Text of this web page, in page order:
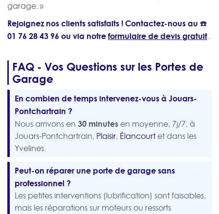
garage. »
Rejoignez nos clients satisfaits ! Contactez-nous au ☎️
01 76 28 43 96 ou via notreformulaire de devis gratuit.
FAQ - Vos Questions sur les Portes de
Garage
En combien de temps intervenez-vous à Jouars-
Pontchartrain ?
Nous arrivons en 30 minutes en moyenne, 7j/7, à
Jouars-Pontchartrain, Plaisir, Élancourt et dans les
Yvelines.
Peut-on réparer une porte de garage sans
professionnel ?
Les petites interventions (lubrification) sont faisables,
mais les réparations sur moteurs ou ressorts